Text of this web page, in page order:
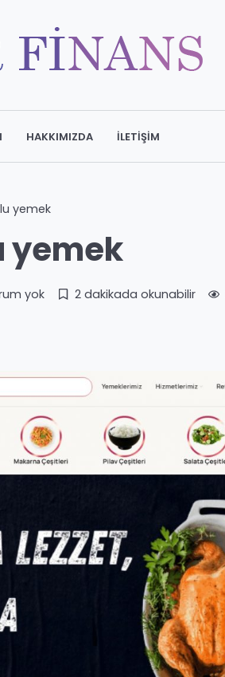
HAKKIMIZDA İLETIŞIM
yemek
yemek
yok 2 dakikada okunabilir